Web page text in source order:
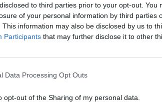
to third parties prior to your opt-out. You
of your personal information by third parties
This information may also be disclosed by us to
Participants that may further disclose it to other
Data Processing Opt Outs
opt-out of the Sharing of my personal data.